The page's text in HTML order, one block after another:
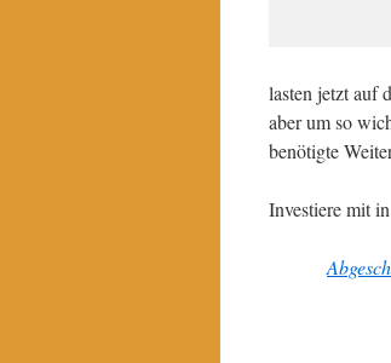
lasten jetzt auf
aber um so
benötigte
Investiere mit